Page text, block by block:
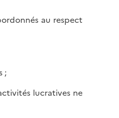
au respect
;
lucratives ne